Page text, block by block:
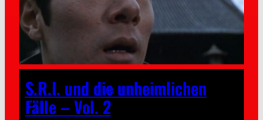
S.R.I. und die unheimlichen
Fälle – Vol. 2